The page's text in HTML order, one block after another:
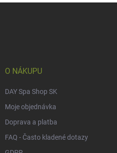
O NÁKUPU
DAY Spa Shop SK
Moje objednávka
Doprava a platba
FAQ - Často kladené dotazy